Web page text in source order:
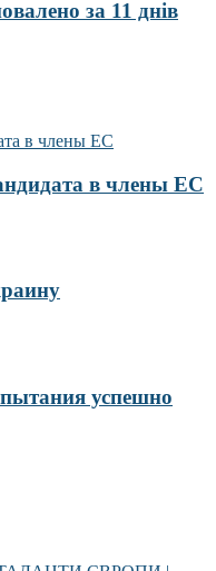
за 11 днів
в члены ЕС
успешно